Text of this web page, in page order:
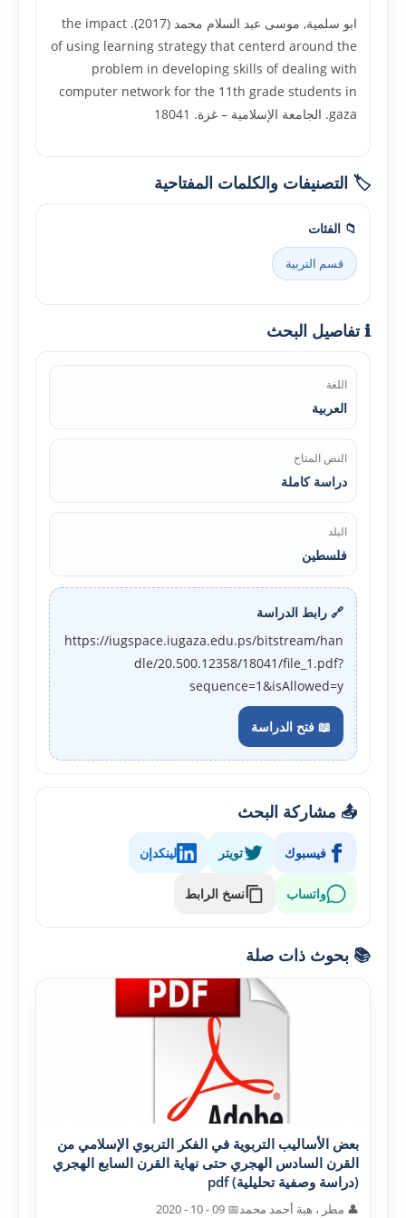
ابو سلمية, موسى عبد السلام محمد (2017). the impact
of using learning strategy that centerd around the
problem in developing skills of dealing with
computer network for the 11th grade students in
gaza. الجامعة الإسلامية – غزة. 18041
🏷️ التصنيفات والكلمات المفتاحية
📁 الفئات
قسم التربية
ℹ️ تفاصيل البحث
اللغة
العربية
النص المتاح
دراسة كاملة
البلد
فلسطين
🔗 رابط الدراسة
https://iugspace.iugaza.edu.ps/bitstream/han
dle/20.500.12358/18041/file_1.pdf?
sequence=1&isAllowed=y
📖 فتح الدراسة
📤 مشاركة البحث
فيسبوك تويتر لينكدإن
واتساب نسخ الرابط
📚 بحوث ذات صلة
بعض الأساليب التربوية في الفکر التربوي الإسلامي من
القرن السادس الهجري حتى نهاية القرن السابع الهجري
(دراسة وصفية تحليلية) pdf
👤 مطر ، هبة أحمد محمد📅 09 - 10 - 2020